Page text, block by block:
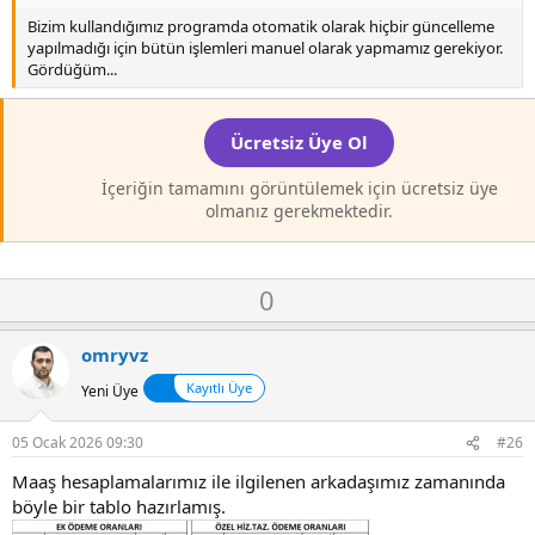
Bizim kullandığımız programda otomatik olarak hiçbir güncelleme
yapılmadığı için bütün işlemleri manuel olarak yapmamız gerekiyor.
Gördüğüm...
Ücretsiz Üye Ol
İçeriğin tamamını görüntülemek için ücretsiz üye
olmanız gerekmektedir.
O
y
a
0
o
o
t
e
omryvz
Yeni Üye Kayıtlı Üye
05 Ocak 2026 09:30 #26
Maaş hesaplamalarımız ile ilgilenen arkadaşımız zamanında
böyle bir tablo hazırlamış.